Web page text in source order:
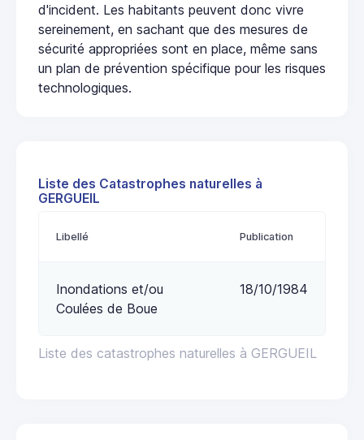
d'incident. Les habitants peuvent donc vivre
sereinement, en sachant que des mesures de
sécurité appropriées sont en place, même sans
un plan de prévention spécifique pour les risques
technologiques.
Liste des Catastrophes naturelles à
GERGUEIL
Liste des catastrophes naturelles à GERGUEIL
Libellé Publication
Inondations et/ou
Coulées de Boue
18/10/1984